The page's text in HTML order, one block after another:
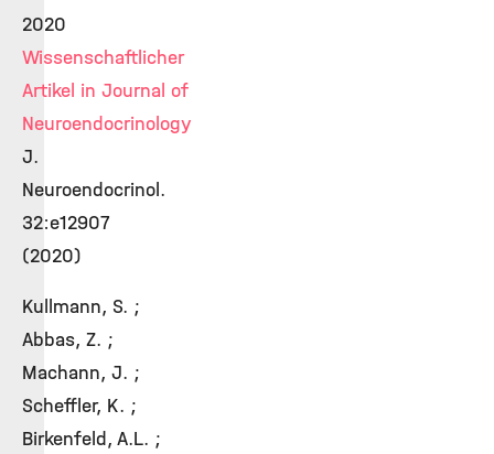
2020
Wissenschaftlicher
Artikel in Journal of
Neuroendocrinology
J.
Neuroendocrinol.
32:e12907
(2020)
Kullmann, S. ;
Abbas, Z. ;
Machann, J. ;
Scheffler, K. ;
Birkenfeld, A.L. ;